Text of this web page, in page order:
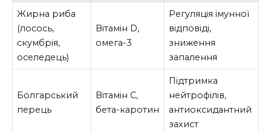
Жирна риба
(лосось,
скумбрія,
оселедець)
Вітамін D,
омега-3
Регуляція імунної
відповіді,
зниження
запалення
Болгарський
перець
Вітамін С,
бета-каротин
Підтримка
нейтрофілів,
антиоксидантний
захист